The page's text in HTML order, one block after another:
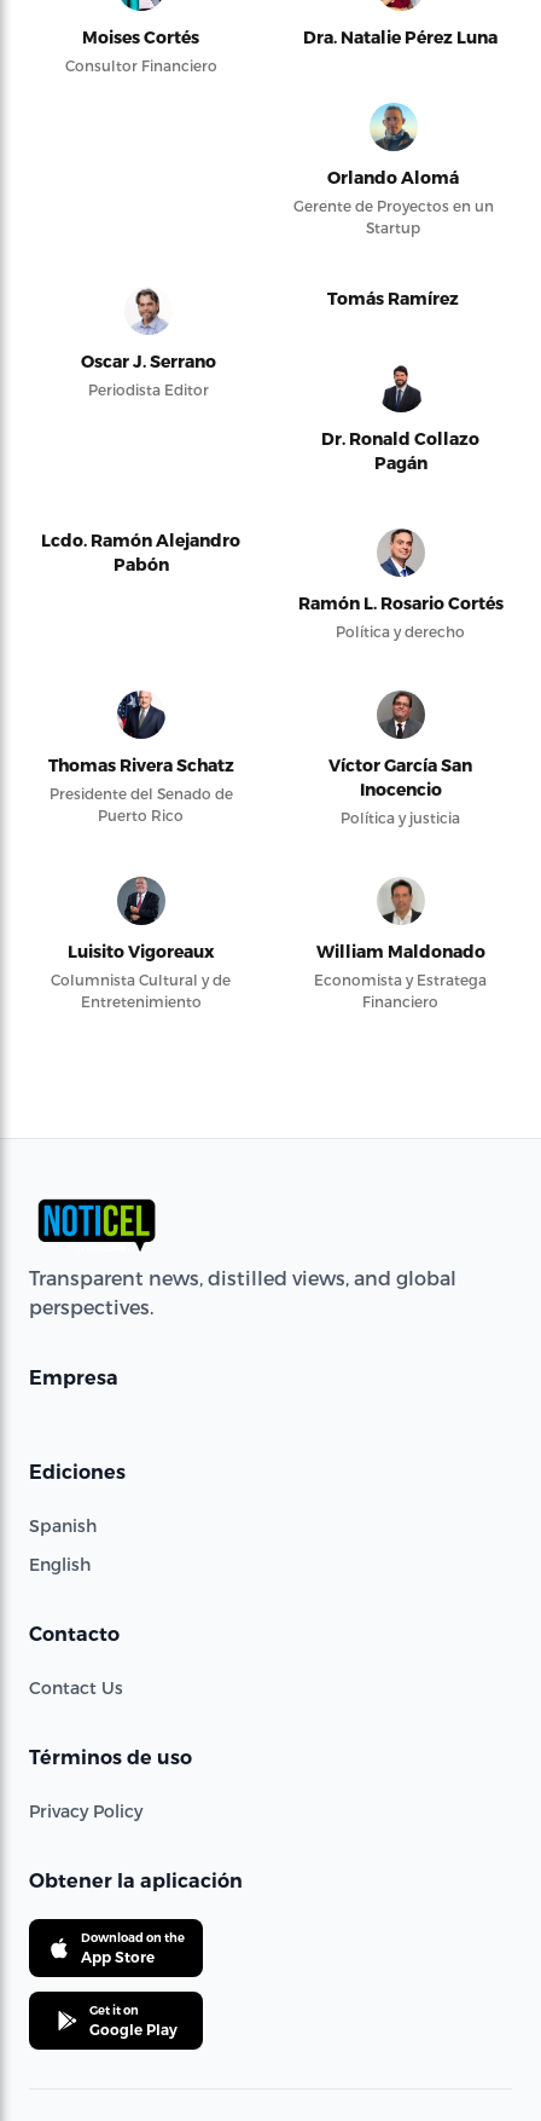
Moises Cortés
Consultor Financiero
Dra. Natalie Pérez Luna
Orlando Alomá
Gerente de Proyectos en un
Startup
Oscar J. Serrano
Periodista Editor
Tomás Ramírez
Dr. Ronald Collazo
Pagán
Lcdo. Ramón Alejandro
Pabón
Ramón L. Rosario Cortés
Política y derecho
Thomas Rivera Schatz
Presidente del Senado de
Puerto Rico
Víctor García San
Inocencio
Política y justicia
Luisito Vigoreaux
Columnista Cultural y de
Entretenimiento
William Maldonado
Economista y Estratega
Financiero
Transparent news, distilled views, and global
perspectives.
Empresa
Ediciones
Spanish
English
Contacto
Contact Us
Términos de uso
Privacy Policy
Obtener la aplicación
Download on the
App Store
Get it on
Google Play